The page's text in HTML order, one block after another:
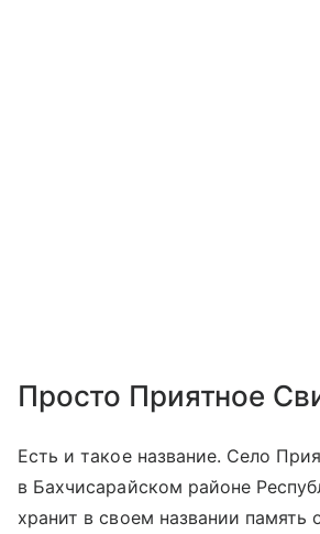
Просто Приятное
Есть и такое название. Село
в Бахчисарайском районе
хранит в своем названии память